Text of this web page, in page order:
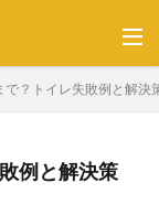
で？トイレ失敗例と解決
例と解決策